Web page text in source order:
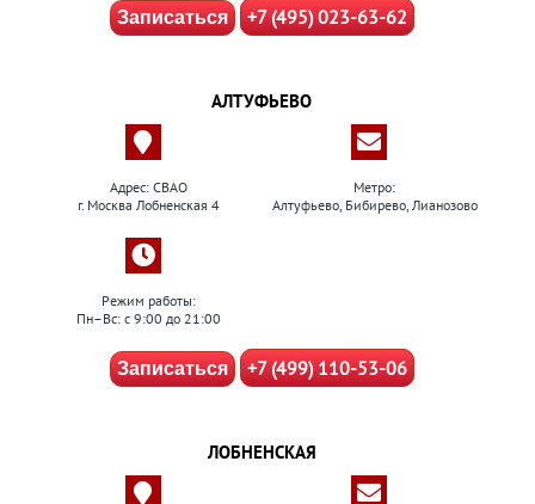
Записаться +7 (495) 023-63-62
АЛТУФЬЕВО
Адрес: СВАО
г. Москва Лобненская 4
Метро:
Алтуфьево, Бибирево, Лианозово
Режим работы:
Пн–Вс: с 9:00 до 21:00
Записаться +7 (499) 110-53-06
ЛОБНЕНСКАЯ